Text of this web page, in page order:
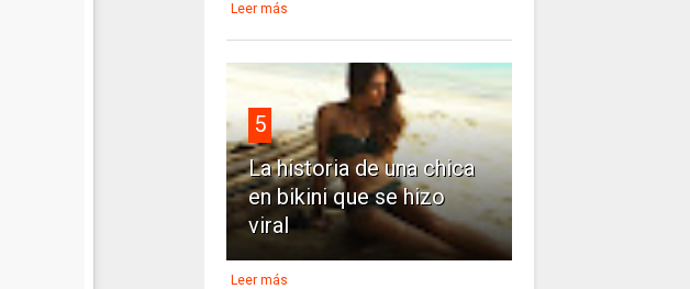
Leer más
5
La historia de una chica
en bikini que se hizo
viral
Leer más